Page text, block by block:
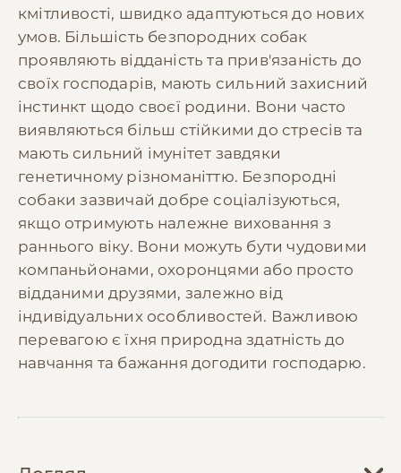
кмітливості, швидко адаптуються до нових
умов. Більшість безпородних собак
проявляють відданість та прив'язаність до
своїх господарів, мають сильний захисний
інстинкт щодо своєї родини. Вони часто
виявляються більш стійкими до стресів та
мають сильний імунітет завдяки
генетичному різноманіттю. Безпородні
собаки зазвичай добре соціалізуються,
якщо отримують належне виховання з
раннього віку. Вони можуть бути чудовими
компаньйонами, охоронцями або просто
відданими друзями, залежно від
індивідуальних особливостей. Важливою
перевагою є їхня природна здатність до
навчання та бажання догодити господарю.